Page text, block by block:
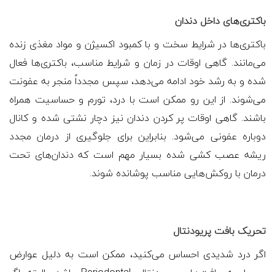
باکتری‌های داخل دندان
باکتری‌ها در شرایط سخت و با کمبود اکسیژن و مواد مغذی زنده
می‌مانند. گاهی اوقات در زمان و شرایط مناسب، باکتری‌ها فعال
شده و به رشد خود ادامه می‌دهد، سپس مجدداً منجر به عفونت
می‌شوند. از این رو ممکن است با درد، تورم و حساسیت همراه
باشند. گاهی اوقات پر کردن دندان نیز دچار نشتی شده و کانال
دوباره عفونی می‌شود. بنابراین برای جلوگیری از درمان مجدد
ریشه عصب کشی شده بسیار مهم است که دندان‌های تحت
درمان با روکش‌هایی مناسب پوشانده شوند.
تحریک بافت‌ پریودنتال
اگر درد شدیدی احساس می‌کنید، ممکن است به دلیل عوارض